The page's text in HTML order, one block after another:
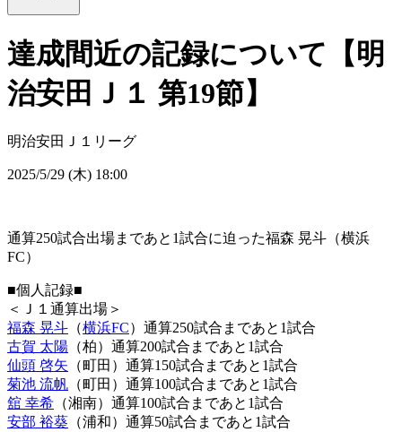
達成間近の記録について【明
治安田Ｊ１ 第19節】
明治安田Ｊ１リーグ
2025/5/29 (木) 18:00
通算250試合出場まであと1試合に迫った福森 晃斗（横浜
FC）
■個人記録■
＜Ｊ１通算出場＞
福森 晃斗 （横浜FC）通算250試合まであと1試合
古賀 太陽 （柏）通算200試合まであと1試合
仙頭 啓矢 （町田）通算150試合まであと1試合
菊池 流帆 （町田）通算100試合まであと1試合
舘 幸希 （湘南）通算100試合まであと1試合
安部 裕葵 （浦和）通算50試合まであと1試合